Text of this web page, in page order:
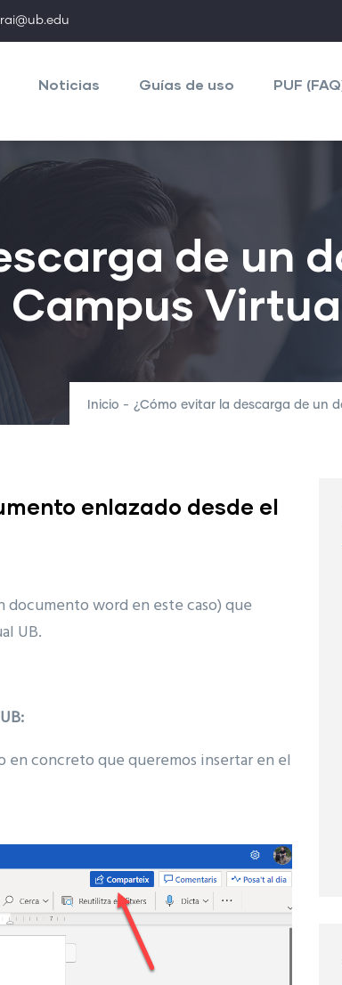
navigation
Noticias Guías de uso PUF
de un
Inicio - ¿Cómo evitar la descarga de un
enlazado desde el
word en este caso) que
UB.
en concreto que queremos insertar en el